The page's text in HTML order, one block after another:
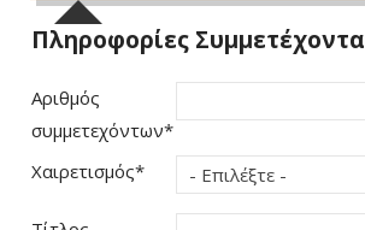
Πληροφορίες Συμμετέχοντα
Αριθμός
συμμετεχόντων*
Χαιρετισμός*